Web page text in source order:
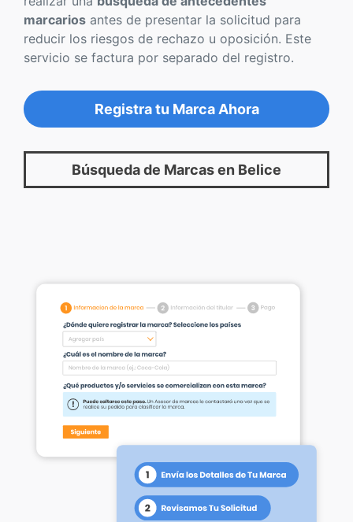
marcarios antes de presentar la solicitud para
reducir los riesgos de rechazo u oposición. Este
servicio se factura por separado del registro.
Registra tu Marca Ahora
Búsqueda de Marcas en Belice